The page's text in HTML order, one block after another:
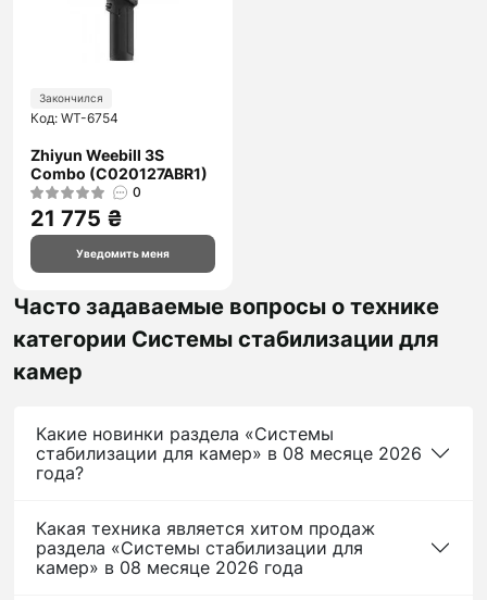
Закончился
Код: WT-6754
Zhiyun Weebill 3S
Combo (C020127ABR1)
0
21 775 ₴
Уведомить меня
Часто задаваемые вопросы о технике
категории Системы стабилизации для
камер
Какие новинки раздела «Системы
стабилизации для камер» в 08 месяце 2026
года?
Какая техника является хитом продаж
раздела «Системы стабилизации для
камер» в 08 месяце 2026 года